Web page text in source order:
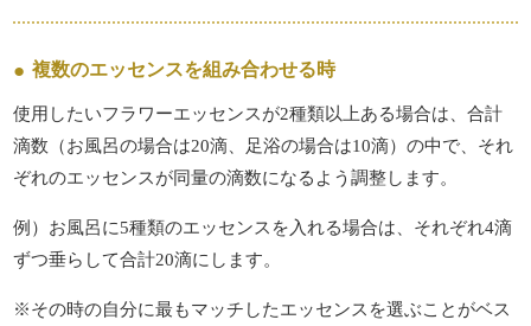
複数のエッセンスを組み合わせる時
使用したいフラワーエッセンスが2種類以上ある場合は、合計
滴数（お風呂の場合は20滴、足浴の場合は10滴）の中で、それ
ぞれのエッセンスが同量の滴数になるよう調整します。
例）お風呂に5種類のエッセンスを入れる場合は、それぞれ4滴
ずつ垂らして合計20滴にします。
※その時の自分に最もマッチしたエッセンスを選ぶことがベス